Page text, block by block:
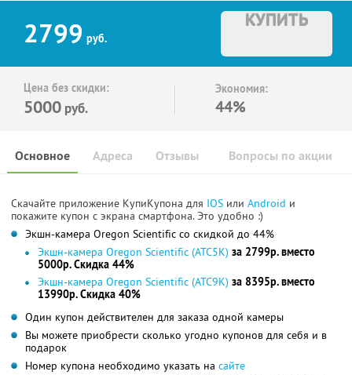
2799 руб.
КУПИТЬ
Цена без скидки:
5000 руб.
Экономия:
44%
Основное Отзывы Вопросы по акции
Адреса
Скачайте приложение КупиКупона для IOS или Android и
покажите купон с экрана смартфона. Это удобно :)
Экшн-камера Oregon Scientific со скидкой до 44%
Экшн-камера Oregon Scientific (ATC5K) за 2799р. вместо
5000р. Скидка 44%
Экшн-камера Oregon Scientific (ATC9K) за 8395р. вместо
13990р. Скидка 40%
Один купон действителен для заказа одной камеры
Вы можете приобрести сколько угодно купонов для себя и в
подарок
Номер купона необходимо указать на сайте